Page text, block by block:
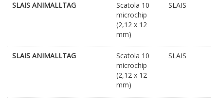
SLAIS ANIMALLTAG
Scatola 10
microchip
(2,12 x 12
mm)
SLAIS
SLAIS ANIMALLTAG
Scatola 10
microchip
(2,12 x 12
mm)
SLAIS